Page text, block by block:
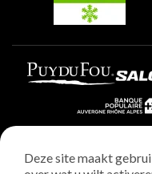
Deze site maakt